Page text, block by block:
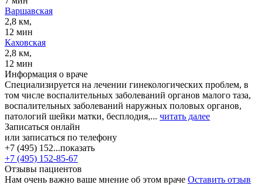
Варшавская
2,8 км,
12 мин
Каховская
2,8 км,
12 мин
Информация о враче
Специализируется на лечении гинекологических проблем, в
том числе воспалительных заболеваний органов малого таза,
воспалительных заболеваний наружных половых органов,
патологий шейки матки, бесплодия,... читать далее
Записаться онлайн
или записаться по телефону
+7 (495) 152...показать
+7 (495) 152-85-67
Отзывы пациентов
Нам очень важно ваше мнение об этом враче Оставить отзыв